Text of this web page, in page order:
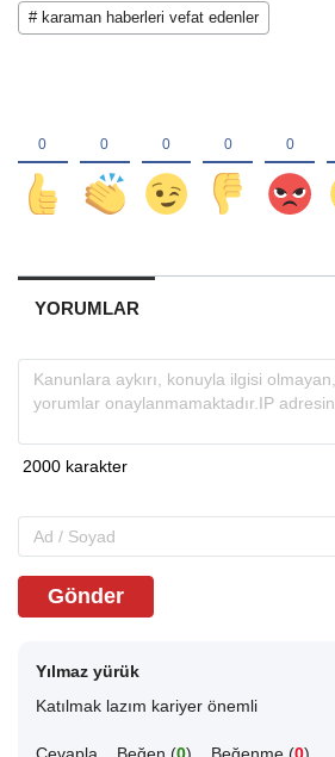
# karaman haberleri vefat edenler
YORUMLAR
Gönder
Yılmaz yürük
Katılmak lazım kariyer önemli